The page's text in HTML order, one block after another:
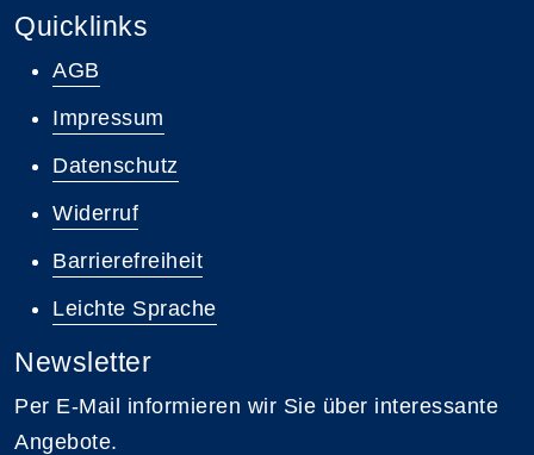
Quicklinks
AGB
Impressum
Datenschutz
Widerruf
Barrierefreiheit
Leichte Sprache
Newsletter
Per E-Mail informieren wir Sie über interessante
Angebote.